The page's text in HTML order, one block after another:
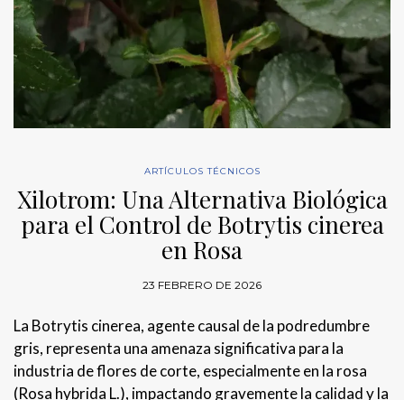
ARTÍCULOS TÉCNICOS
Xilotrom: Una Alternativa Biológica
para el Control de Botrytis cinerea
en Rosa
23 FEBRERO DE 2026
La Botrytis cinerea, agente causal de la podredumbre
gris, representa una amenaza significativa para la
industria de flores de corte, especialmente en la rosa
(Rosa hybrida L.), impactando gravemente la calidad y la